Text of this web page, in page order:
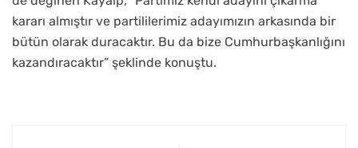
kararı almıştır ve partililerimiz adayımızın arkasında bir
bütün olarak duracaktır. Bu da bize Cumhurbaşkanlığını
kazandıracaktır” şeklinde konuştu.